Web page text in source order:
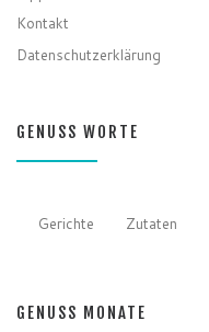
Kontakt
Datenschutzerklärung
GENUSS WORTE
Gerichte Zutaten
GENUSS MONATE